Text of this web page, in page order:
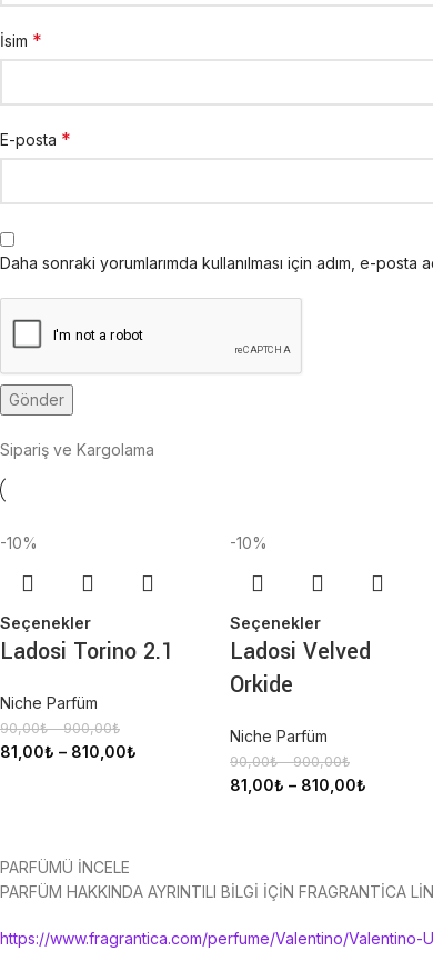
İsim *
E-posta *
Daha sonraki yorumlarımda kullanılması için adım, e-
Sipariş ve Kargolama
-10%
Seçenekler
Ladosi Torino 2.1
Niche Parfüm
90,00₺ –900,00₺
81,00₺ – 810,00₺
-10%
Seçenekler
Ladosi Velved
Orkide
Niche Parfüm
90,00₺ –900,00₺
81,00₺ – 810,00₺
PARFÜMÜ İNCELE
PARFÜM HAKKINDA AYRINTILI BİLGİ İÇİN FRAGRANTİCA
https://www.fragrantica.com/perfume/Valentino/Valentino-